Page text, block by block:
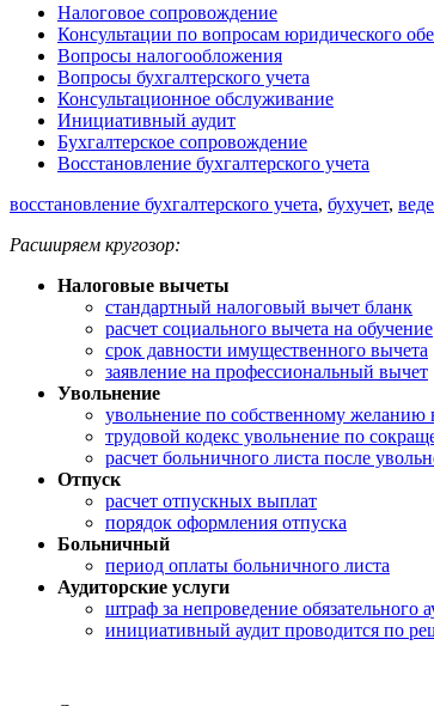
Налоговое сопровождение
Консультации по вопросам юридического
Вопросы налогообложения
Вопросы бухгалтерского учета
Консультационное обслуживание
Инициативный аудит
Бухгалтерское сопровождение
Восстановление бухгалтерского учета
восстановление бухгалтерского учета, бухучет,
Расширяем кругозор:
Налоговые вычеты
стандартный налоговый вычет бланк
расчет социального вычета на обучение
срок давности имущественного вычета
заявление на профессиональный вычет
Увольнение
увольнение по собственному желанию
трудовой кодекс увольнение по
расчет больничного листа после
Отпуск
расчет отпускных выплат
порядок оформления отпуска
Больничный
период оплаты больничного листа
Аудиторские услуги
штраф за непроведение обязательного
инициативный аудит проводится по